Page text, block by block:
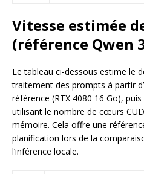
Vitesse estimée
(référence Qwen
Le tableau ci-dessous estime le
traitement des prompts à partir
référence (RTX 4080 16 Go),
utilisant le nombre de cœurs
mémoire. Cela offre une
planification lors de la
l’inférence locale.